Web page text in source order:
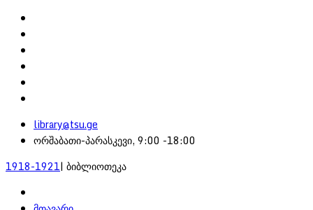
library@tsu.ge
ორშაბათი-პარასკევი, 9:00 -18:00
1918-1921| ბიბლიოთეკა